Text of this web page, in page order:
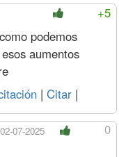
451 2196
387 2387
350 2441
434 2112
2295
+5
podemos
aumentos
| Citar |
0
02-07-2025